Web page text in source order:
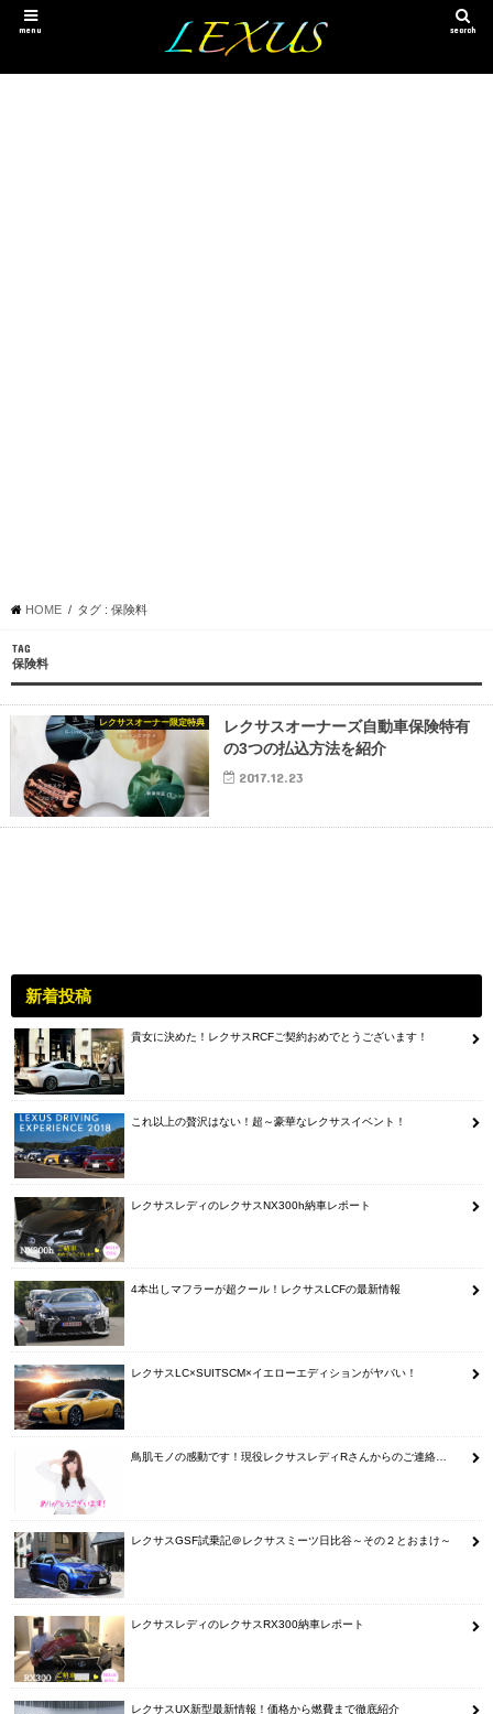
search
menu
HOME タグ : 保険料
TAG
保険料
レクサスオーナー限定特典
レクサスオーナーズ自動車保険特有
の3つの払込方法を紹介
2017.12.23
新着投稿
貴女に決めた！レクサスRCFご契約おめでとうございます！
これ以上の贅沢はない！超～豪華なレクサスイベント！
レクサスレディのレクサスNX300h納車レポート
4本出しマフラーが超クール！レクサスLCFの最新情報
レクサスLC×SUITSCM×イエローエディションがヤバい！
鳥肌モノの感動です！現役レクサスレディRさんからのご連絡…
レクサスGSF試乗記＠レクサスミーツ日比谷～その２とおまけ～
レクサスレディのレクサスRX300納車レポート
レクサスUX新型最新情報！価格から燃費まで徹底紹介